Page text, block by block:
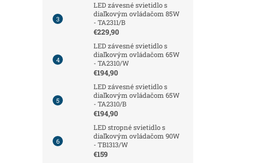
LED závesné svietidlo s
diaľkovým ovládačom 85W
- TA2311/B
€229,90
LED závesné svietidlo s
diaľkovým ovládačom 65W
- TA2310/W
€194,90
LED závesné svietidlo s
diaľkovým ovládačom 65W
- TA2310/B
€194,90
LED stropné svietidlo s
diaľkovým ovládačom 90W
- TB1313/W
€159